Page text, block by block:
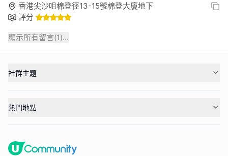
香港尖沙咀棉登徑13-15號棉登大廈地下
評分
顯示所有留言(1)...
社群主題
熱門地點